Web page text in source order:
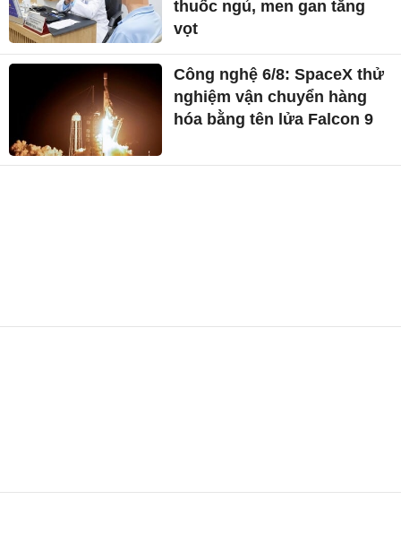
thuốc ngủ, men gan tăng
vọt
Công nghệ 6/8: SpaceX thử
nghiệm vận chuyển hàng
hóa bằng tên lửa Falcon 9